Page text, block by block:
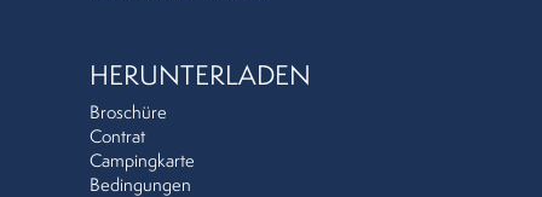
HERUNTERLADEN
Broschüre
Contrat
Campingkarte
Bedingungen